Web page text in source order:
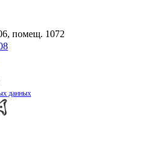
помещ. 1072
данных